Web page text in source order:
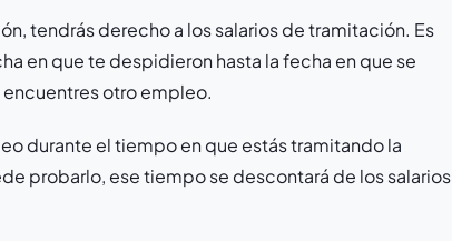
tendrás derecho a los salarios de tramitación. Es
en que te despidieron hasta la fecha en que se
otro empleo.
durante el tiempo en que estás tramitando la
probarlo, ese tiempo se descontará de los salarios